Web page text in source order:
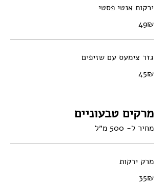
ירקות אנטי פסטי
‏49 ‏₪
גזר צימעס עם שזיפים
‏45 ‏₪
מרקים טבעוניים
מחיר ל- 500 מ״ל
מרק ירקות
‏35 ‏₪